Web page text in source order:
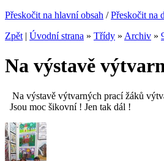
Přeskočit na hlavní obsah /Přeskočit na
Zpět | Úvodní strana » Třídy » Archiv »
Na výstavě
Na výstavě výtvarných prací žáků
Jsou moc šikovní ! Jen tak dál !